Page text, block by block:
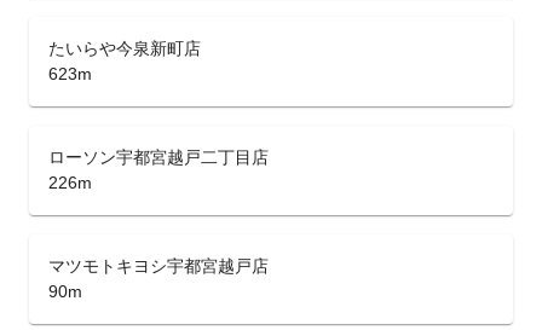
たいらや今泉新町店
623m
ローソン宇都宮越戸二丁目店
226m
マツモトキヨシ宇都宮越戸店
90m